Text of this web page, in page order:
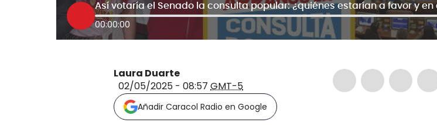
00:00:00
Laura Duarte
02/05/2025 - 08:57 GMT-5
Añadir Caracol Radio en Google